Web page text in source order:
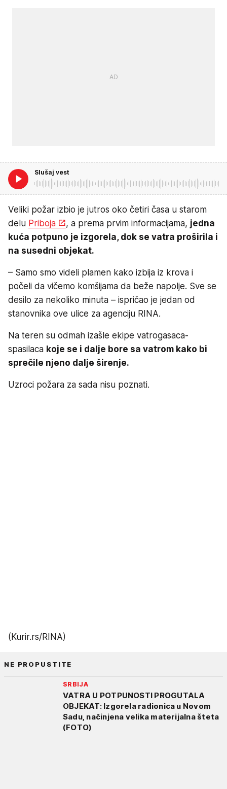
Slušaj vest
Veliki požar izbio je jutros oko četiri časa u starom
delu Priboja , a prema prvim informacijama, jedna
kuća potpuno je izgorela, dok se vatra proširila i
na susedni objekat.
– Samo smo videli plamen kako izbija iz krova i
počeli da vičemo komšijama da beže napolje. Sve se
desilo za nekoliko minuta – ispričao je jedan od
stanovnika ove ulice za agenciju RINA.
Na teren su odmah izašle ekipe vatrogasaca-
spasilaca koje se i dalje bore sa vatrom kako bi
sprečile njeno dalje širenje.
Uzroci požara za sada nisu poznati.
(Kurir.rs/RINA)
NE PROPUSTITE
SRBIJA
VATRA U POTPUNOSTI PROGUTALA
OBJEKAT: Izgorela radionica u Novom
Sadu, načinjena velika materijalna šteta
(FOTO)